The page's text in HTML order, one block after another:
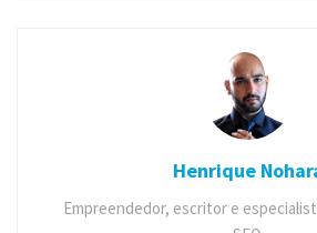
Henrique
Empreendedor, escritor e